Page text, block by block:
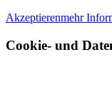
Akzeptierenmehr
Cookie- und